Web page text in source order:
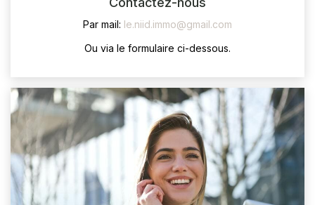
CONTACT
Par mail: le.niid.immo@gmail.com
Ou via le formulaire ci-dessous.